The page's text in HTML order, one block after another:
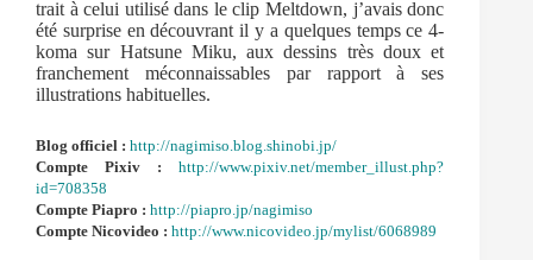
trait à celui utilisé dans le clip Meltdown, j’avais donc
été surprise en découvrant il y a quelques temps ce 4-
koma sur Hatsune Miku, aux dessins très doux et
franchement méconnaissables par rapport à ses
illustrations habituelles.
Blog officiel : http://nagimiso.blog.shinobi.jp/
Compte Pixiv :
http://www.pixiv.net/member_illust.php?
id=708358
Compte Piapro : http://piapro.jp/nagimiso
Compte Nicovideo : http://www.nicovideo.jp/mylist/6068989